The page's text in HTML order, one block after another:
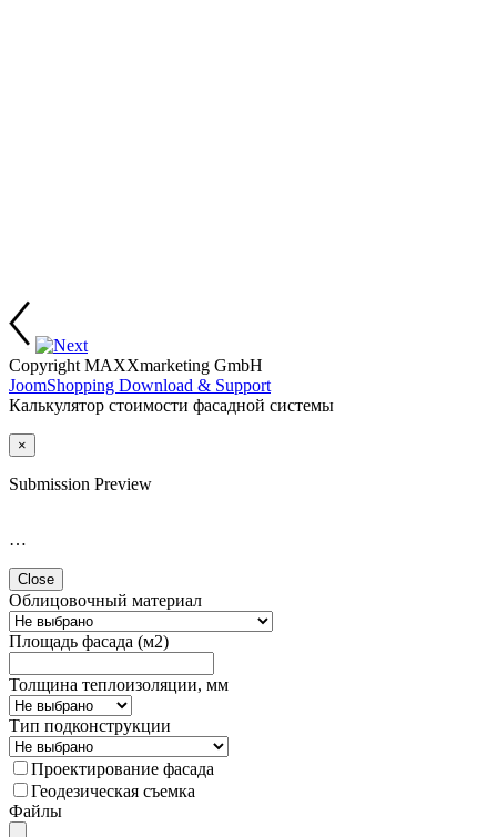
Copyright MAXXmarketing GmbH
JoomShopping Download & Support
Калькулятор стоимости фасадной системы
×
Submission Preview
…
Close
Облицовочный материал
Площадь фасада (м2)
Толщина теплоизоляции, мм
Тип подконструкции
Проектирование фасада
Геодезическая съемка
Файлы